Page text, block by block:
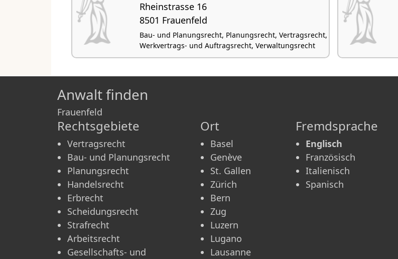
Rheinstrasse 16
8501 Frauenfeld
Bau- und Planungsrecht, Planungsrecht, Vertragsrecht,
Werkvertrags- und Auftragsrecht, Verwaltungsrecht
Anwalt finden
Frauenfeld
Rechtsgebiete
Vertragsrecht
Bau- und Planungsrecht
Planungsrecht
Handelsrecht
Erbrecht
Scheidungsrecht
Strafrecht
Arbeitsrecht
Gesellschafts- und
Ort
Basel
Genève
St. Gallen
Zürich
Bern
Zug
Luzern
Lugano
Lausanne
Fremdsprache
Englisch
Französisch
Italienisch
Spanisch